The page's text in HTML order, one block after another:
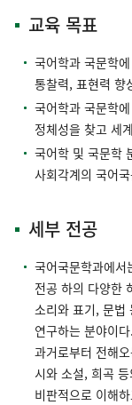
교육 목표
국어학과 국문학
통찰력, 표현력 향
국어학과 국문학
정체성을 찾고 세
국어학 및 국문학
사회각계의 국어
세부 전공
국어국문학과에
전공 하의 다양한
소리와 표기, 문법
연구하는 분야이
과거로부터 전해
시와 소설, 희곡
비판적으로 이해